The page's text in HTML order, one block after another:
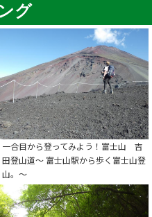
グ
一合目から登ってみよう！富士山 吉
田登山道～ 富士山駅から歩く富士山登
山。～